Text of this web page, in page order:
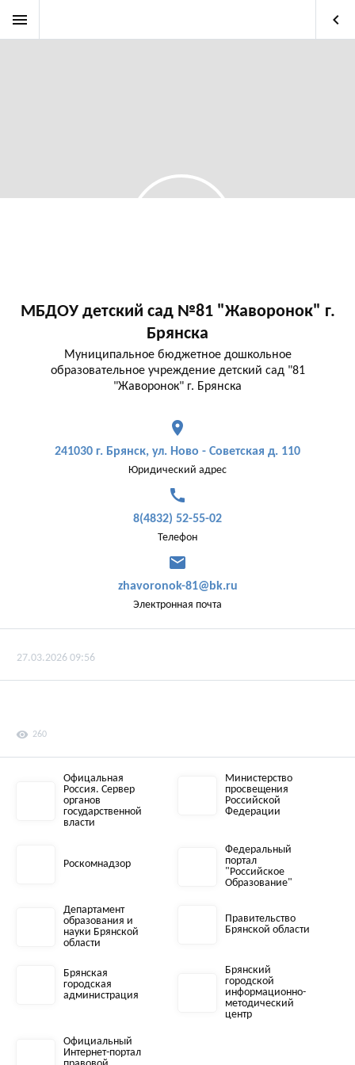
menu keyboard_arrow_left
МБДОУ детский сад №81 "Жаворонок" г.
Брянска
Муниципальное бюджетное дошкольное
образовательное учреждение детский сад "81
"Жаворонок" г. Брянска
place
241030 г. Брянск, ул. Ново - Советская д. 110
Юридический адрес
call
8(4832) 52-55-02
Телефон
mail
zhavoronok-81@bk.ru
Электронная почта
27.03.2026 09:56
visibility 260
Офицальная
Россия. Сервер
органов
государственной
власти
Министерство
просвещения
Российской
Федерации
Роскомнадзор
Федеральный
портал
"Российское
Образование"
Департамент
образования и
науки Брянской
области
Правительство
Брянской области
Брянская
городская
администрация
Брянский
городской
информационно-
методический
центр
Официальный
Интернет-портал